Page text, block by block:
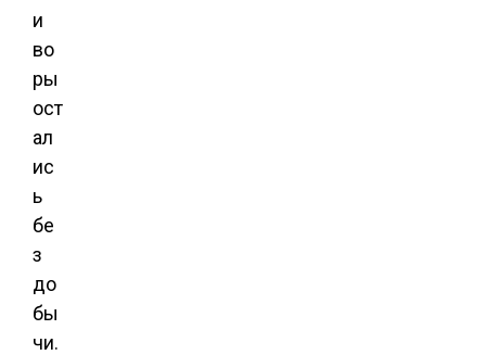
и
во
ры
ост
ал
ис
ь
бе
з
до
бы
чи.